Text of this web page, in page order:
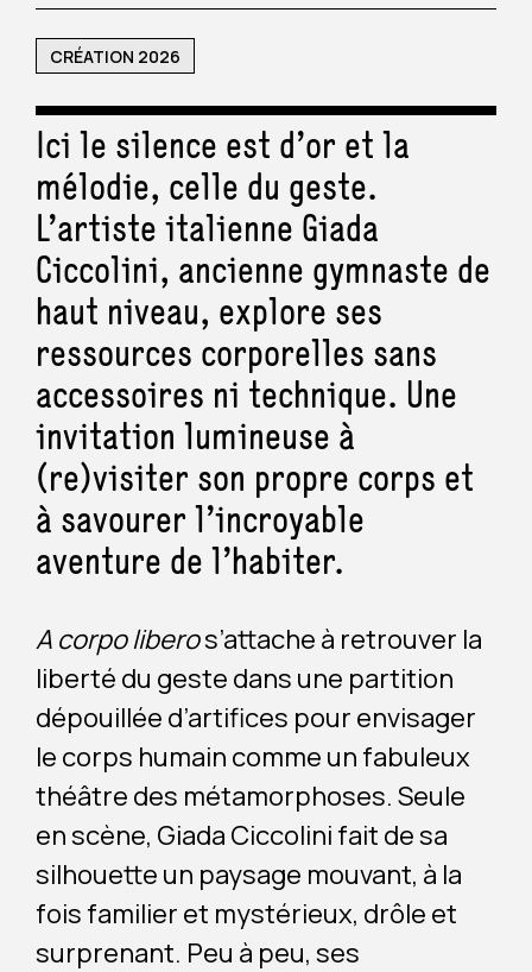
CRÉATION 2026
Ici le silence est d’or et la
mélodie, celle du geste.
L’artiste italienne Giada
Ciccolini, ancienne gymnaste de
haut niveau, explore ses
ressources corporelles sans
accessoires ni technique. Une
invitation lumineuse à
(re)visiter son propre corps et
à savourer l’incroyable
aventure de l’habiter.
A corpo liberos’attache à retrouver la
liberté du geste dans une partition
dépouillée d’artifices pour envisager
le corps humain comme un fabuleux
théâtre des métamorphoses. Seule
en scène, Giada Ciccolini fait de sa
silhouette un paysage mouvant, à la
fois familier et mystérieux, drôle et
surprenant. Peu à peu, ses